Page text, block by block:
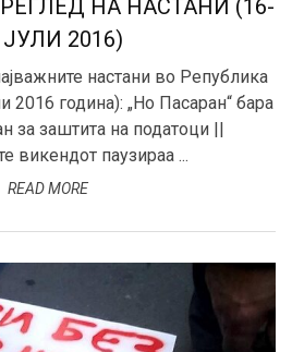
НА НАСТАНИ (16-
ЈУЛИ 2016)
настани во Република
2016 година): „Но Пасаран“ бара
за заштита на податоци ||
викендот паузираа ...
READ MORE